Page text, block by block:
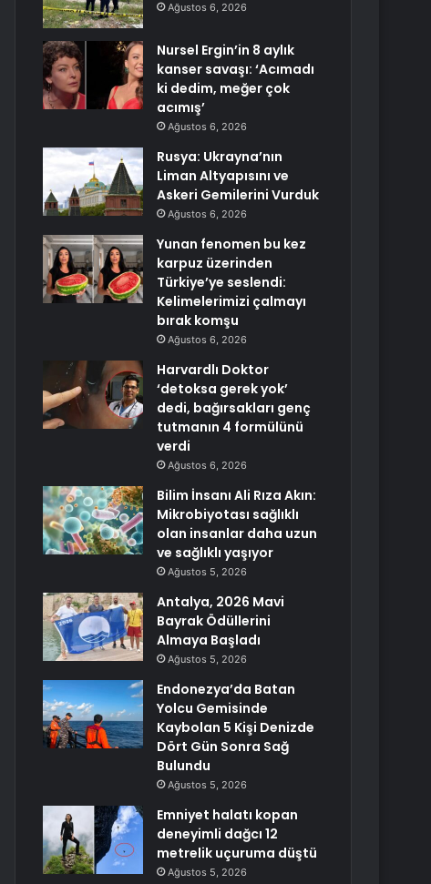
Ağustos 6, 2026
Nursel Ergin’in 8 aylık
kanser savaşı: ‘Acımadı
ki dedim, meğer çok
acımış’
Ağustos 6, 2026
Rusya: Ukrayna’nın
Liman Altyapısını ve
Askeri Gemilerini Vurduk
Ağustos 6, 2026
Yunan fenomen bu kez
karpuz üzerinden
Türkiye’ye seslendi:
Kelimelerimizi çalmayı
bırak komşu
Ağustos 6, 2026
Harvardlı Doktor
‘detoksa gerek yok’
dedi, bağırsakları genç
tutmanın 4 formülünü
verdi
Ağustos 6, 2026
Bilim İnsanı Ali Rıza Akın:
Mikrobiyotası sağlıklı
olan insanlar daha uzun
ve sağlıklı yaşıyor
Ağustos 5, 2026
Antalya, 2026 Mavi
Bayrak Ödüllerini
Almaya Başladı
Ağustos 5, 2026
Endonezya’da Batan
Yolcu Gemisinde
Kaybolan 5 Kişi Denizde
Dört Gün Sonra Sağ
Bulundu
Ağustos 5, 2026
Emniyet halatı kopan
deneyimli dağcı 12
metrelik uçuruma düştü
Ağustos 5, 2026